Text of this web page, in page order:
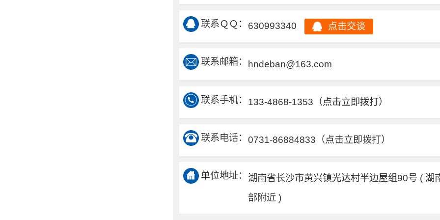
联系ＱＱ： 630993340 点击交谈
联系邮箱： hndeban@163.com
联系手机： 133-4868-1353 （点击立即拨打）
联系电话： 0731-86884833 （点击立即拨打）
单位地址：
湖南省长沙市黄兴镇光达村半边屋组90号 ( 湖
部附近 )